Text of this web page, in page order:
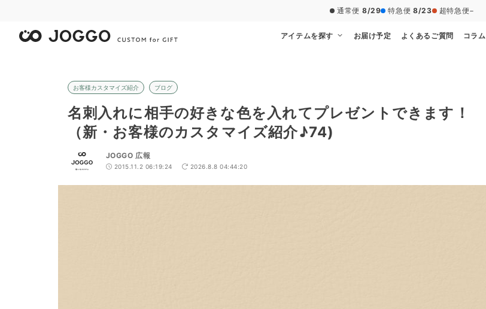
通常便 8/29 特急便 8/23 超特急便−
アイテムを探す お届け予定 よくあるご質問 コラム
お客様カスタマイズ紹介 ブログ
名刺入れに相手の好きな色を入れてプレゼントできます！
（新・お客様のカスタマイズ紹介♪74)
JOGGO 広報
2015.11.2 06:19:24 2026.8.8 04:44:20